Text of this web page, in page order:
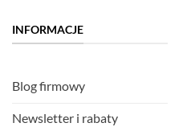
INFORMACJE
Blog firmowy
Newsletter i rabaty